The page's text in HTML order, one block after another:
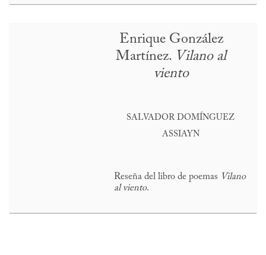
Enrique González
Martínez. Vilano al
viento
SALVADOR DOMÍNGUEZ
ASSIAYN
Reseña del libro de poemas Vilano
al viento.